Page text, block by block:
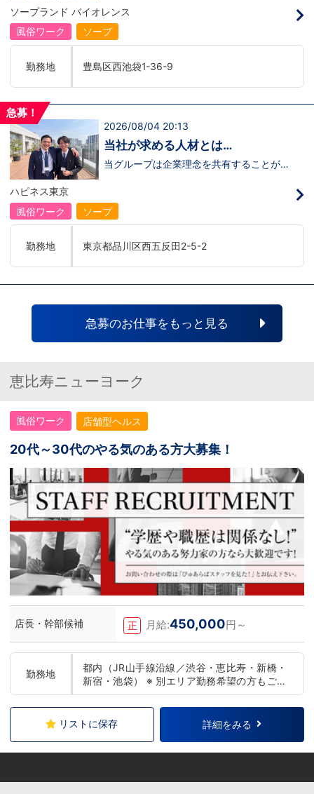
神】を持っている方を求めています。さら
に！『ハピネスグループは、店舗数が増え
ます！！』つまり…【店長/幹部】の空き
枠があるってことです。実際に働いてみ
職者になれない(´;ω;｀)なんて経験はあり
ませんか？？当グループは年功序列ではな
く実力主義です。頑張り次第でいくらでも
のある方には必要な席をしっかりご用意で
入社後、最短で8ヶ月で店長になった先輩
もいます。その先輩のあとにアナタも続き
ませんか！？勿論、男性だけではなく女性
も活躍中。ハピネスグループ初の女性店長
いる会社です。そのため、誰もが安心して
入社・勤務のできる環境なのです。それで
ャルサイトをご覧下さい。
【https://happiness-group.biz/】※お手
数ですがコピー＆ペーストしてURLを開い
他社と比較検討中など。そのような時は1
もしれません。アナタからのご連絡お待ち
しております。
ソープランド バイオレンス
風俗ワーク
ソープ
勤務地 豊島区西池袋1-36-9
急募！
2026/08/04 20:13
当社が求める人材とは…
当グループは企業理念を共有することがで
ます！！』つまり…【店長/幹部】の空き
枠があるってことです。実際に働いてみ
職者になれない(´;ω;｀)なんて経験はあり
ませんか？？当グループは年功序列ではな
く実力主義です。頑張り次第でいくらでも
のある方には必要な席をしっかりご用意で
入社後、最短で8ヶ月で店長になった先輩
もいます。その先輩のあとにアナタも続き
ませんか！？勿論、男性だけではなく女性
も活躍中。ハピネスグループ初の女性店長
企業様に引けを取らない体制で取り組んで
いる会社です。そのため、誰もが安心して
もまだ不安だな…と思う方は是非オフィシ
ャルサイトをご覧下さい。
【https://happiness-group.biz/】※お手
数ですがコピー＆ペーストしてURLを開い
ていただければです。応募に迷ってる方や
他社と比較検討中など。そのような時は1
回サイトを見ていただければ何か変わるか
もしれません。アナタからのご連絡お待ち
しております。＜お給料に関して＞月収
500,000円スタート+交通費、家族手当、
禁煙手当、社訓手当、昇給昇格は随時実
施、賞与年4回。最短８カ月で店長昇格の
実績あり。＜待遇＞社会保険、厚生年金、
雇用保険、労災、は入社初日から加入有給
休暇付与、社員旅行やオーダースーツの福
利厚生あり学歴・経歴・資格・年齢・性別
は一切不問。あなたの『これから』に先行
やすいように日々考えて環境を整えていく
のが業務になります。特別な技能は要りま
せん。丁寧さ、誠実さ、笑顔、感謝の気持
ハピネス東京
風俗ワーク
ソープ
勤務地 東京都品川区西五反田2-5-2
急募のお仕事をもっと見る
恵比寿ニューヨーク
風俗ワーク 店舗型ヘルス
20代～30代のやる気のある方大募集！
店長・幹部候補 正 月給:450,000円～
勤務地
都内（JR山手線沿線／渋谷・恵比寿・新橋・
新宿・池袋） ※ 別エリア勤務希望の方もご相
談下さい
リストに保存 詳細をみる